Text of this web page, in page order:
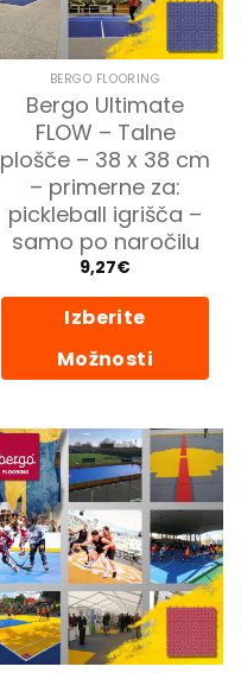
BERGO FLOORING
Bergo Ultimate
FLOW – Talne
plošče – 38 x 38 cm
– primerne za:
pickleball igrišča –
samo po naročilu
9,27€
Izberite
Možnosti
ima
več
različic.
Možnosti
lahko
izberete
na
strani
izdelka